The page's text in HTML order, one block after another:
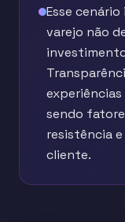
Esse
varejo não
sendo
resistência
cliente.